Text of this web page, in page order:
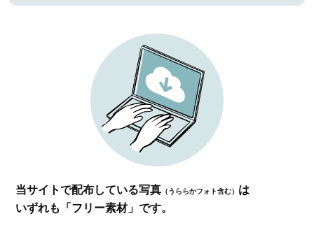
当サイトで配布している写真 （うららかフォト含む） は
いずれも「フリー素材」です。